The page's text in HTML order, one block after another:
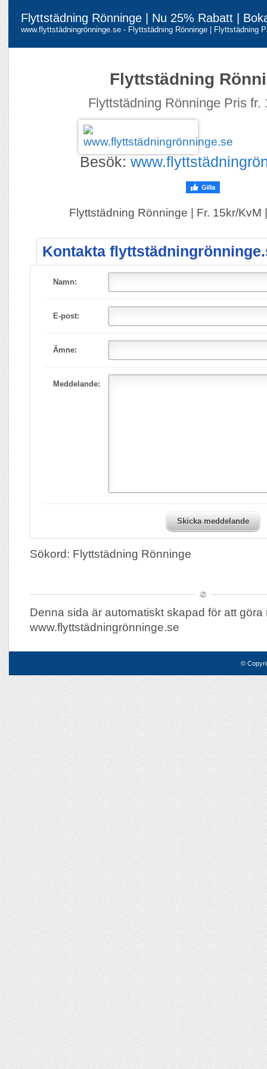
Flyttstädning Rönninge | Nu 25% Rabatt |
www.flyttstädningrönninge.se - Flyttstädning Rönninge | Flyttstädning
Flyttstädning
Flyttstädning Rönninge Pris fr.
Besök:
Flyttstädning Rönninge | Fr. 15kr/KvM
Kontakta
Namn:
E-post:
Ämne:
Meddelande:
Skicka meddelande
Sökord: Flyttstädning Rönninge
Denna sida är automatiskt skapad för att göra
www.flyttstädningrönninge.se
©